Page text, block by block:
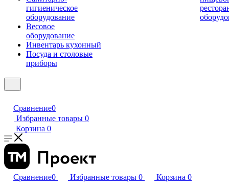
гигиеническое
оборудование
Весовое
оборудование
Инвентарь кухонный
Посуда и столовые
приборы
Сравнение0
Избранные товары 0
Корзина 0
Сравнение0 Избранные товары 0 Корзина 0